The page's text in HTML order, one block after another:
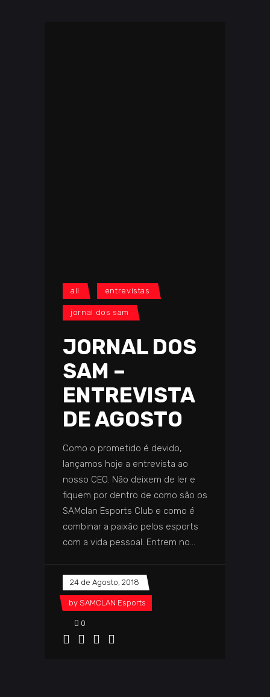
all entrevistas
jornal dos sam
JORNAL DOS
SAM –
ENTREVISTA
DE AGOSTO
Como o prometido é devido,
lançamos hoje a entrevista ao
nosso CEO. Não deixem de ler e
fiquem por dentro de como são os
SAMclan Esports Club e como é
combinar a paixão pelos esports
com a vida pessoal. Entrem no
24 de Agosto, 2018
by SAMCLAN Esports
0